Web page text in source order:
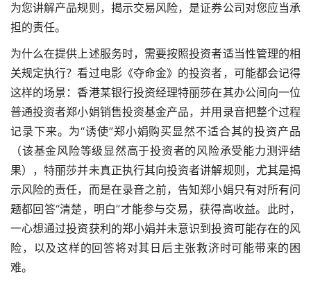
为您讲解产品规则，揭示交易风险，是证券公司对您应当承
担的责任。
为什么在提供上述服务时，需要按照投资者适当性管理的相
关规定执行？看过电影《夺命金》的投资者，可能都会记得
这样的场景：香港某银行投资经理特丽莎在其办公间向一位
普通投资者郑小娟销售投资基金产品，并用录音把整个过程
记录下来。为“诱使”郑小娟购买显然不适合其的投资产品
（该基金风险等级显然高于投资者的风险承受能力测评结
果），特丽莎并未真正执行其向投资者讲解规则，尤其是揭
示风险的责任，而是在录音之前，告知郑小娟只有对所有问
题都回答“清楚，明白”才能参与交易，获得高收益。此时，
一心想通过投资获利的郑小娟并未意识到投资可能存在的风
险，以及这样的回答将对其日后主张救济时可能带来的困
难。